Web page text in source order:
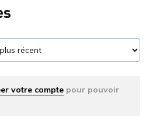
votre compte pour pouvoir